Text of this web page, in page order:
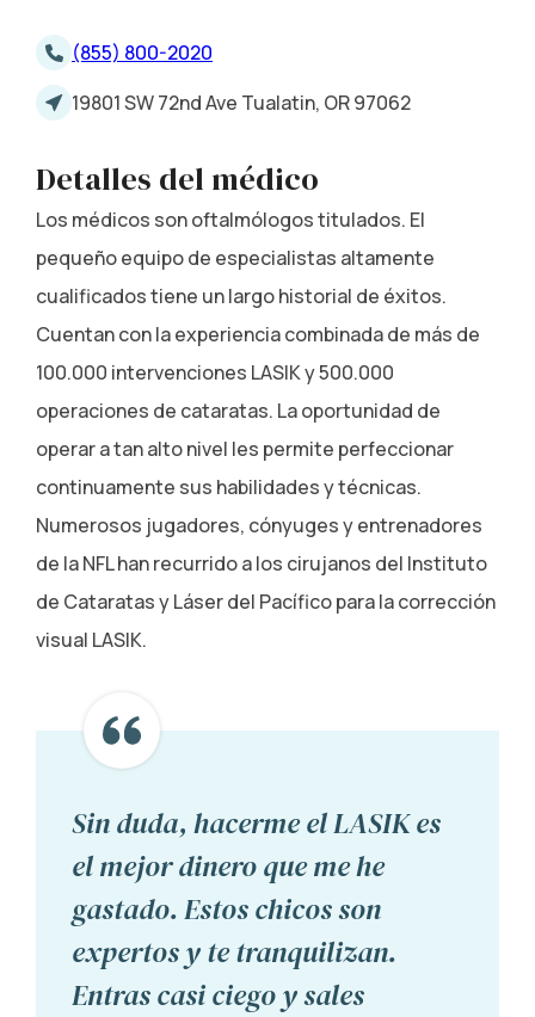
(855) 800-2020
19801 SW 72nd Ave Tualatin, OR 97062
Detalles del médico
Los médicos son oftalmólogos titulados. El
pequeño equipo de especialistas altamente
cualificados tiene un largo historial de éxitos.
Cuentan con la experiencia combinada de más de
100.000 intervenciones LASIK y 500.000
operaciones de cataratas. La oportunidad de
operar a tan alto nivel les permite perfeccionar
continuamente sus habilidades y técnicas.
Numerosos jugadores, cónyuges y entrenadores
de la NFL han recurrido a los cirujanos del Instituto
de Cataratas y Láser del Pacífico para la corrección
visual LASIK.
Sin duda, hacerme el LASIK es
el mejor dinero que me he
gastado. Estos chicos son
expertos y te tranquilizan.
Entras casi ciego y sales